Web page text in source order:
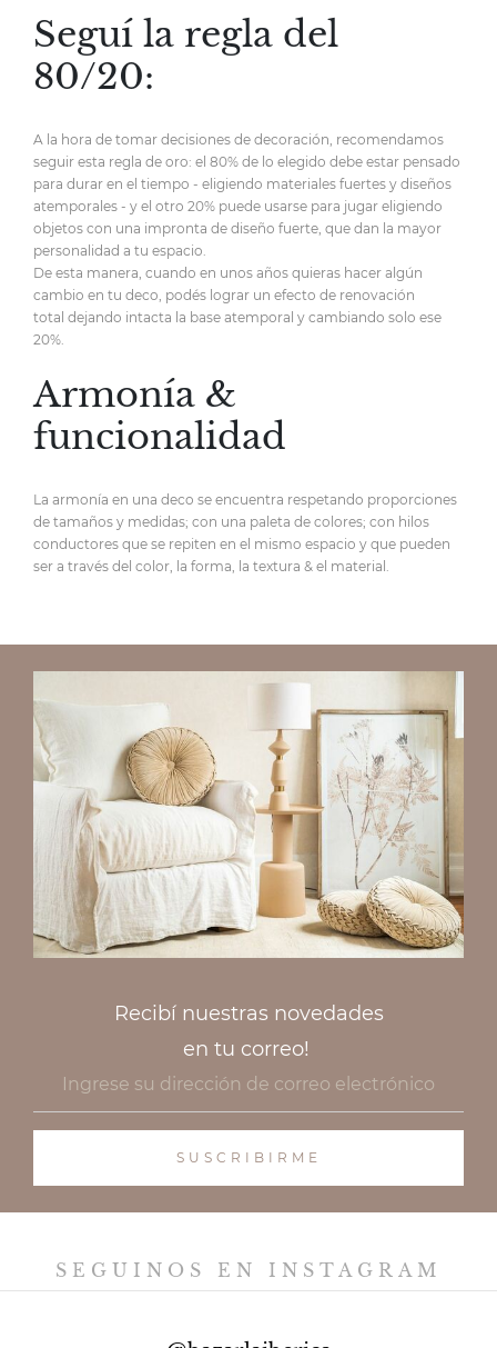
Seguí la regla del
80/20:
A la hora de tomar decisiones de decoración, recomendamos
seguir esta regla de oro: el 80% de lo elegido debe estar pensado
para durar en el tiempo - eligiendo materiales fuertes y diseños
atemporales - y el otro 20% puede usarse para jugar eligiendo
objetos con una impronta de diseño fuerte, que dan la mayor
personalidad a tu espacio.
De esta manera, cuando en unos años quieras hacer algún
cambio en tu deco, podés lograr un efecto de renovación
total dejando intacta la base atemporal y cambiando solo ese
20%.
Armonía &
funcionalidad
La armonía en una deco se encuentra respetando proporciones
de tamaños y medidas; con una paleta de colores; con hilos
conductores que se repiten en el mismo espacio y que pueden
ser a través del color, la forma, la textura & el material.
Recibí nuestras novedades
en tu correo!
SEGUINOS EN INSTAGRAM